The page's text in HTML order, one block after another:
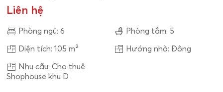
Liên hệ
Phòng ngủ: 6 Phòng tắm: 5
Diện tích: 105 m² Hướng nhà: Đông
Nhu cầu: Cho thuê
Shophouse khu D